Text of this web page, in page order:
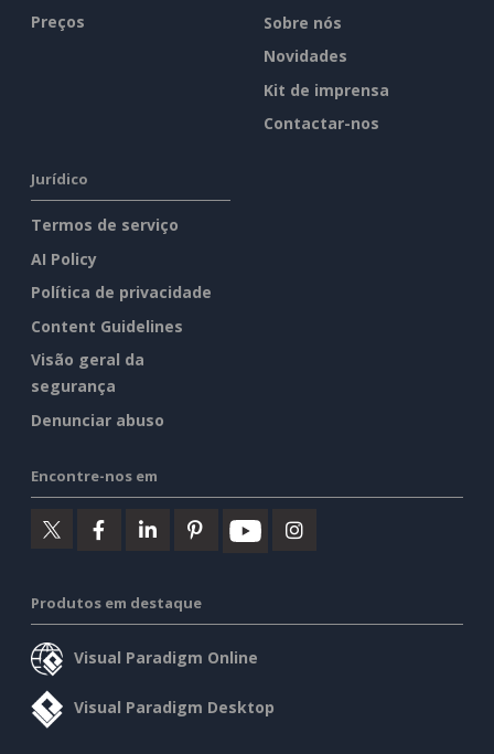
Preços
Sobre nós
Novidades
Kit de imprensa
Contactar-nos
Jurídico
Termos de serviço
AI Policy
Política de privacidade
Content Guidelines
Visão geral da
segurança
Denunciar abuso
Encontre-nos em
Produtos em destaque
Visual Paradigm Online
Visual Paradigm Desktop